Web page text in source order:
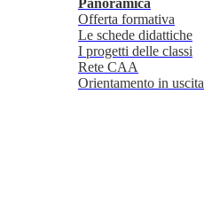
Panoramica
Offerta formativa
Le schede didattiche
I progetti delle classi
Rete CAA
Orientamento in uscita